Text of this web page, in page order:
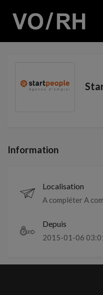
Information
Localisation
A compléter A
Depuis
2015-01-06